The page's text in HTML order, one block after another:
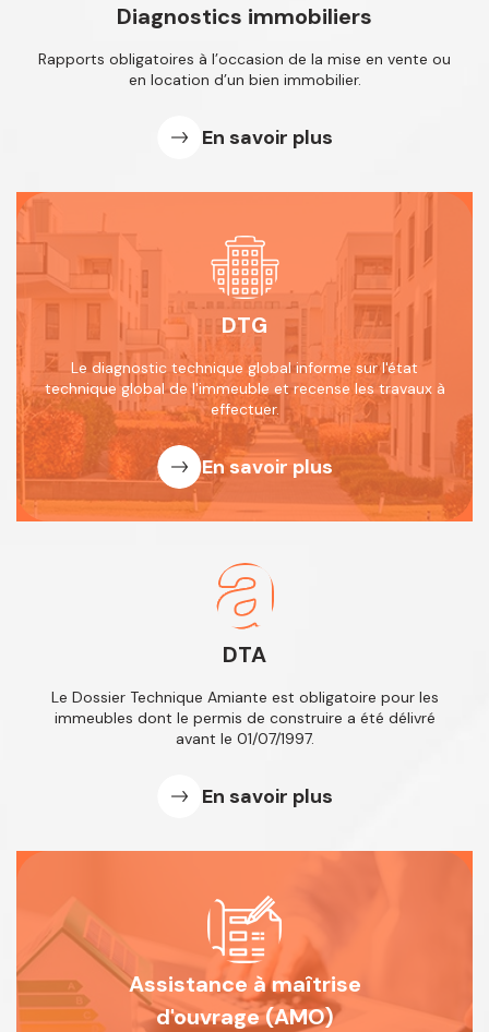
Diagnostics immobiliers
Rapports obligatoires à l’occasion de la mise en vente ou
en location d’un bien immobilier.
En savoir plus
DTG
Le diagnostic technique global informe sur l'état
technique global de l'immeuble et recense les travaux à
effectuer.
En savoir plus
DTA
Le Dossier Technique Amiante est obligatoire pour les
immeubles dont le permis de construire a été délivré
avant le 01/07/1997.
En savoir plus
Assistance à maîtrise
d'ouvrage (AMO)